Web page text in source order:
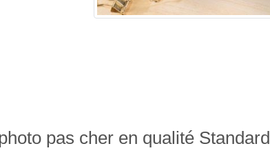
pas cher en qualité Standard